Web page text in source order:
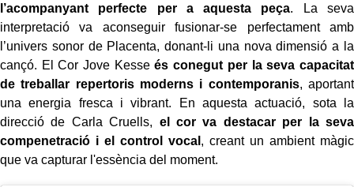
l’acompanyant perfecte per a aquesta peça. La seva
interpretació va aconseguir fusionar-se perfectament amb
l’univers sonor de Placenta, donant-li una nova dimensió a la
cançó. El Cor Jove Kesseés conegut per la seva capacitat
de treballar repertoris moderns i contemporanis, aportant
una energia fresca i vibrant. En aquesta actuació, sota la
direcció de Carla Cruells, el cor va destacar per la seva
compenetració i el control vocal , creant un ambient màgic
que va capturar l'essència del moment.